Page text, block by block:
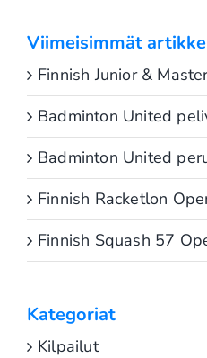
Viimeisimmät
Finnish Junior &
Badminton United
Badminton United
Finnish Racketlon
Finnish Squash 57
Kategoriat
Kilpailut